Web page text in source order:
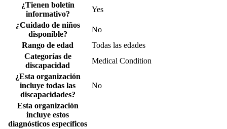
¿Tienen boletín
informativo?
Yes
¿Cuidado de niños
disponible?
No
Rango de edad
Todas las edades
Categorías de
discapacidad
Medical Condition
¿Esta organización
incluye todas las
discapacidades?
No
Esta organización
incluye estos
diagnósticos específicos